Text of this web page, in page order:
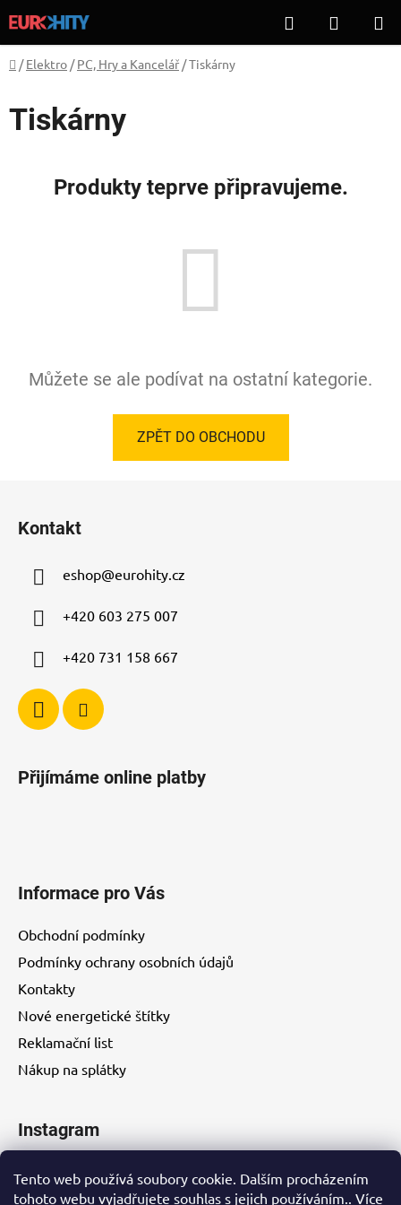
Tento web používá soubory cookie. Dalším procházením
tohoto webu vyjadřujete souhlas s jejich používáním.. Více
na
obsah
Hledat
KOŠÍK
Domů
/ Elektro / PC, Hry a Kancelář /Tiskárny
Tiskárny
Produkty teprve připravujeme.
Můžete se ale podívat na ostatní kategorie.
ZPĚT DO OBCHODU
Kontakt
eshop@eurohity.cz
+420 603 275 007
+420 731 158 667
Přijímáme online platby
Informace pro Vás
Obchodní podmínky
Podmínky ochrany osobních údajů
Kontakty
Nové energetické štítky
Reklamační list
Nákup na splátky
Instagram